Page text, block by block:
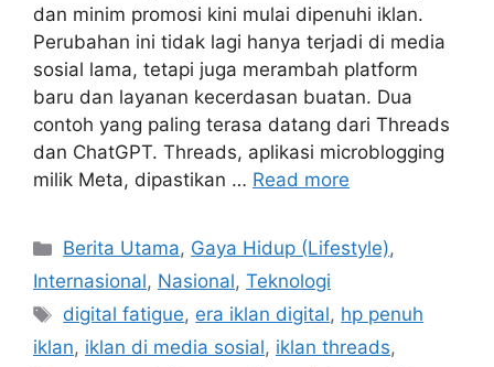
dan minim promosi kini mulai dipenuhi iklan.
Perubahan ini tidak lagi hanya terjadi di media
sosial lama, tetapi juga merambah platform
baru dan layanan kecerdasan buatan. Dua
contoh yang paling terasa datang dari Threads
dan ChatGPT. Threads, aplikasi microblogging
milik Meta, dipastikan … Read more
C
a
e
g
Berita Utama, Gaya Hidup (Lifestyle),
Internasional, Nasional, Teknologi
T
a
digital fatigue, era iklan digital, hp penuh
iklan, iklan di media sosial, iklan threads,